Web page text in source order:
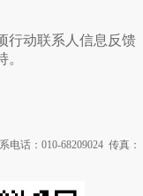
动联系人信息反馈
。
话：010-68209024 传真：